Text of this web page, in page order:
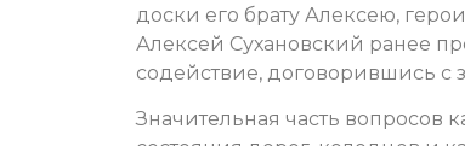
доски его брату Алексею,
Алексей Сухановский ранее
содействие, договорившись с
Значительная часть вопросов